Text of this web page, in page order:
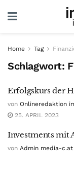
Home Tag
Schlagwort:
Erfolgskurs der
von Onlineredaktion
25. APRIL 2023
Investments mit
von Admin media-c.at